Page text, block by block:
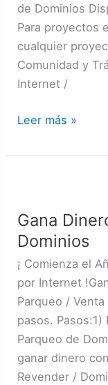
de Dominios
Para proyectos
cualquier
Comunidad y
Internet /
Leer más »
Gana
Dominios
¡ Comienza el
por Internet
Parqueo /
pasos.
Parqueo de
ganar dinero
Revender /
con
el
Parqueo
Dominios